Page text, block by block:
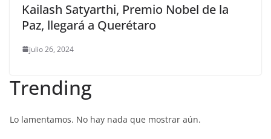
Kailash Satyarthi, Premio Nobel de la
Paz, llegará a Querétaro
julio 26, 2024
Trending
Lo lamentamos. No hay nada que mostrar aún.